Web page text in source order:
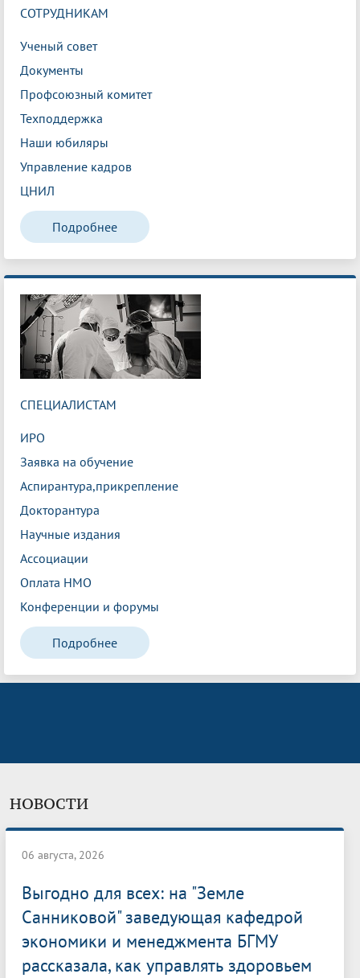
СОТРУДНИКАМ
Ученый совет
Документы
Профсоюзный комитет
Техподдержка
Наши юбиляры
Управление кадров
ЦНИЛ
Подробнее
СПЕЦИАЛИСТАМ
ИРО
Заявка на обучение
Аспирантура,прикрепление
Докторантура
Научные издания
Ассоциации
Оплата НМО
Конференции и форумы
Подробнее
НОВОСТИ
06 августа, 2026
Выгодно для всех: на "Земле
Санниковой" заведующая кафедрой
экономики и менеджмента БГМУ
рассказала, как управлять здоровьем